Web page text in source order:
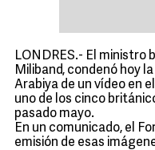
LONDRES.- El ministro
Miliband, condenó hoy
Arabiya de un vídeo en
uno de los cinco
pasado mayo.
En un comunicado, el
emisión de esas